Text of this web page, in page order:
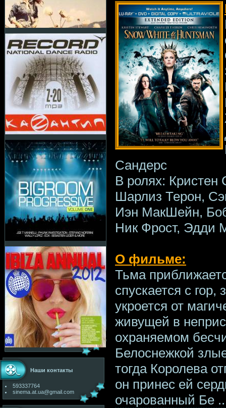
Наши контакты
593337764
sinema.at.ua@gmail.com
Сандерс
В ролях: Кристен
Шарлиз Терон,
Иэн МакШейн,
Ник Фрост, Эдди
О фильме:
Тьма
спускается с гор,
укроется от
живущей в
охраняемом
Белоснежкой
тогда Королева
он принес ей
очарованный Бе